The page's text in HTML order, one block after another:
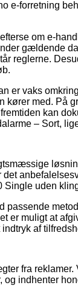
e-forretning
om e-
gældende
reglerne.
er vaks
kører med. På
kan
– Sort,
uden
passende
er muligt at
af
fra
og indhenter